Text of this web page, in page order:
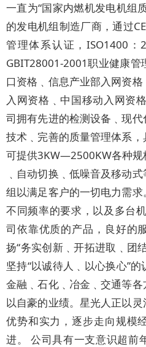
一直为“国家内燃机发电机组
的发电机组制造厂商，通过
管理体系认证，ISO1400：
GBIT28001-2001职业健康
口资格﹑信息产业部入网资
入网资格﹑中国移动入网资
司拥有先进的检测设备﹑现
技术﹑完善的质量管理体系，
可提供3KW—2500KW各种规
﹑自动切换﹑低噪音及移动
组以满足客户的一切电力需求
不同频率的要求，以及多台
司依靠优质的产品，良好的
扬“务实创新﹑开拓进取﹑团
坚持“以诚待人﹑以心换心”的
金融﹑石化﹑冶金﹑交通等
以自豪的业绩。星光人正以
优势和实力，逐步走向规模
进。 公司具有一支意识超前